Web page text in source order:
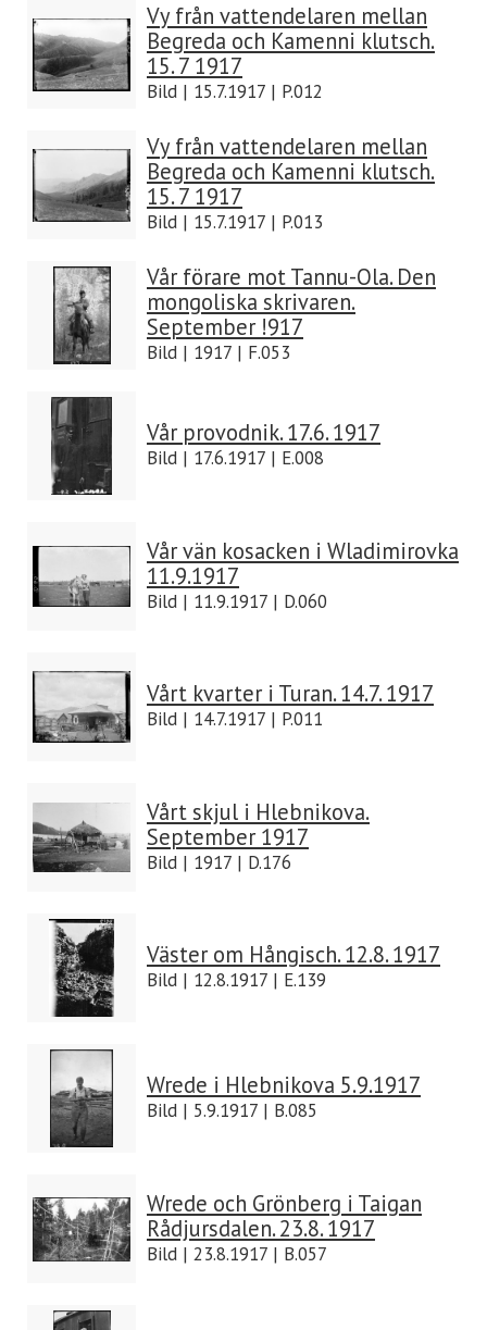
Vy från vattendelaren mellan
Begreda och Kamenni klutsch.
15. 7 1917
Bild | 15.7.1917 | P.012
Vy från vattendelaren mellan
Begreda och Kamenni klutsch.
15. 7 1917
Bild | 15.7.1917 | P.013
Vår förare mot Tannu-Ola. Den
mongoliska skrivaren.
September !917
Bild | 1917 | F.053
Vår provodnik. 17.6. 1917
Bild | 17.6.1917 | E.008
Vår vän kosacken i Wladimirovka
11.9.1917
Bild | 11.9.1917 | D.060
Vårt kvarter i Turan. 14.7. 1917
Bild | 14.7.1917 | P.011
Vårt skjul i Hlebnikova.
September 1917
Bild | 1917 | D.176
Väster om Hångisch. 12.8. 1917
Bild | 12.8.1917 | E.139
Wrede i Hlebnikova 5.9.1917
Bild | 5.9.1917 | B.085
Wrede och Grönberg i Taigan
Rådjursdalen. 23.8. 1917
Bild | 23.8.1917 | B.057